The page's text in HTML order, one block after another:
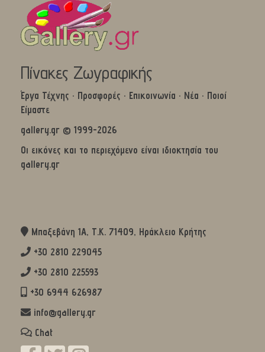
Πίνακες Ζωγραφικής
Έργα Τέχνης · Προσφορές · Επικοινωνία · Νέα · Ποιοί
Είμαστε
gallery.gr © 1999-2026
Οι εικόνες και το περιεχόμενο είναι ιδιοκτησία του
gallery.gr
Μπαξεβάνη 1Α, Τ.Κ. 71409, Ηράκλειο Κρήτης
+30 2810 229045
+30 2810 225593
+30 6944 626987
info@gallery.gr
Chat